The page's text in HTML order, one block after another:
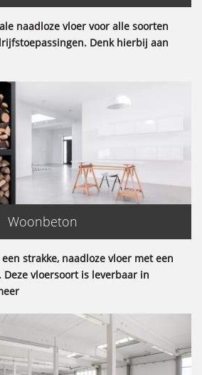
naadloze vloer voor alle soorten
Denk hierbij aan
Woonbeton
strakke, naadloze vloer met een
vloersoort is leverbaar in